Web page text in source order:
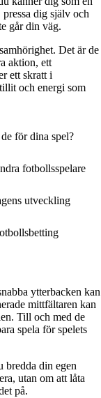
dig själv och
går din väg.
Det är de
aktion, ett
ett skratt i
och energi som
för dina spel?
fotbollsspelare
utveckling
ytterbacken kan
mittfältaren kan
Till och med de
spela för spelets
bredda din egen
utan om att låta
på.